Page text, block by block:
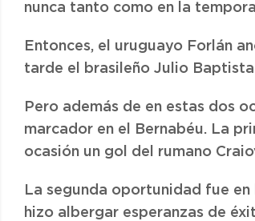
nunca tanto como en la
Entonces, el uruguayo Forlán
tarde el brasileño Julio
Pero además de en estas dos
marcador en el Bernabéu. La
ocasión un gol del rumano
La segunda oportunidad fue
hizo albergar esperanzas de